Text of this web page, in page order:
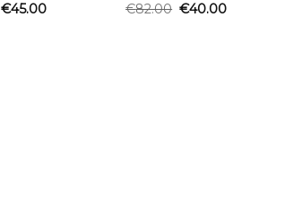
€45.00
€82.00 €40.00